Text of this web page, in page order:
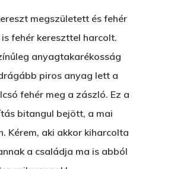
megszületett és fehér
fehér kereszttel harcolt.
anyagtakarékosság
piros anyag lett a
fehér meg a zászló. Ez a
bitangul bejött, a mai
Kérem, aki akkor kiharcolta
a családja ma is abból
AZ IGAZI AJÁNDÉK
Párizs És Újra MI
ELMENT A VILLAMOS
EGY BANKOT, ÖDÖN?